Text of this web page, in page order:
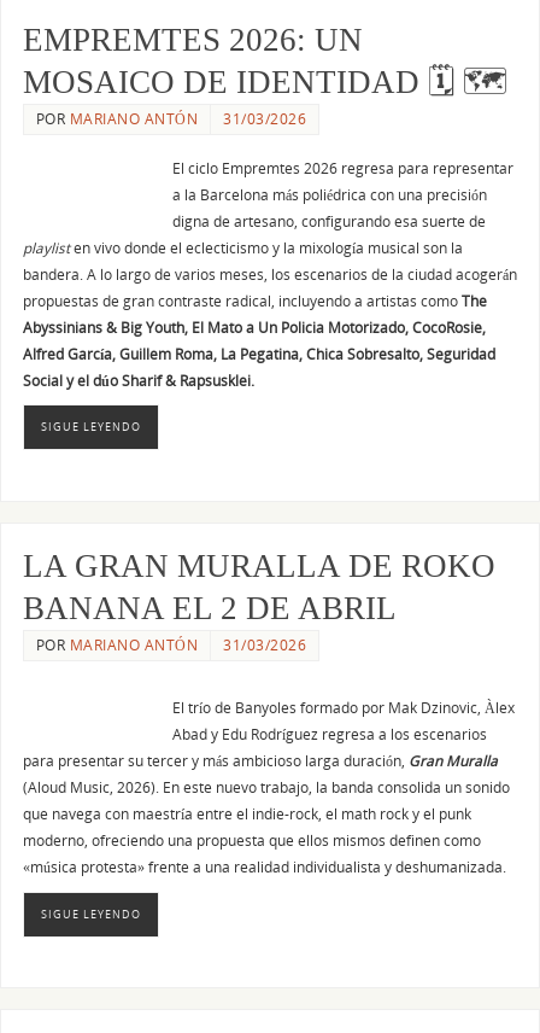
EMPREMTES 2026: UN
MOSAICO DE IDENTIDAD 🗓 🗺
POR MARIANO ANTÓN 31/03/2026
El ciclo Empremtes 2026 regresa para representar
a la Barcelona más poliédrica con una precisión
digna de artesano, configurando esa suerte de
playlisten vivo donde el eclecticismo y la mixología musical son la
bandera. A lo largo de varios meses, los escenarios de la ciudad acogerán
propuestas de gran contraste radical, incluyendo a artistas comoThe
Abyssinians & Big Youth, El Mato a Un Policia Motorizado, CocoRosie,
Alfred García, Guillem Roma, La Pegatina, Chica Sobresalto, Seguridad
Social y el dúo Sharif & Rapsusklei.
SIGUE LEYENDO
LA GRAN MURALLA DE ROKO
BANANA EL 2 DE ABRIL
POR MARIANO ANTÓN 31/03/2026
El trío de Banyoles formado por Mak Dzinovic, Àlex
Abad y Edu Rodríguez regresa a los escenarios
para presentar su tercer y más ambicioso larga duración, Gran Muralla
(Aloud Music, 2026). En este nuevo trabajo, la banda consolida un sonido
que navega con maestría entre el indie-rock, el math rock y el punk
moderno, ofreciendo una propuesta que ellos mismos definen como
«música protesta» frente a una realidad individualista y deshumanizada.
SIGUE LEYENDO